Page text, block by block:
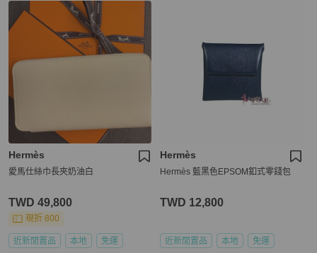
Hermès
愛馬仕絲巾長夾奶油白
TWD 49,800
現折 800
近新閒置品 本地 免運
Hermès
Hermès 藍黑色EPSOM釦式零錢包
TWD 12,800
近新閒置品 本地 免運